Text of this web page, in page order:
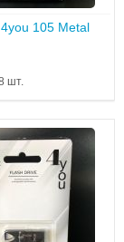
105 Metal
шт.